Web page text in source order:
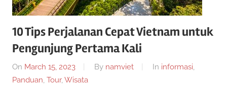
t
u
s
o
n
i
n
e
10 Tips Perjalanan Cepat Vietnam untuk
Pengunjung Pertama Kali
On March 15, 2023 By namviet In informasi,
Panduan, Tour, Wisata